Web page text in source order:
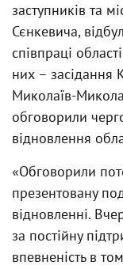
заступників та
Сєнкевича,
співпраці
них – засідання
Миколаїв-
обговорили
відновлення
«Обговорили
презентовану
відновленні.
за постійну
впевненість в